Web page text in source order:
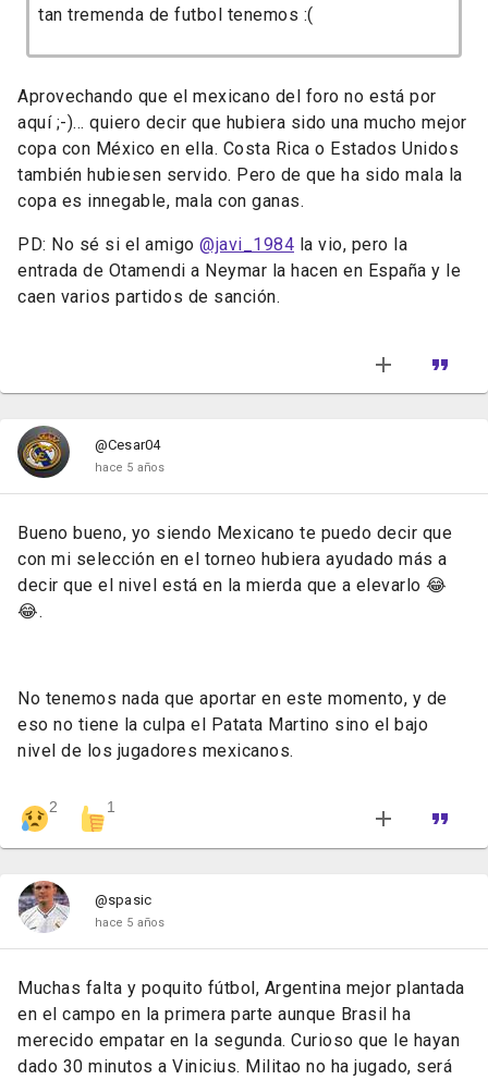
tan tremenda de futbol tenemos :(
Aprovechando que el mexicano del foro no está por
aquí ;-)... quiero decir que hubiera sido una mucho mejor
copa con México en ella. Costa Rica o Estados Unidos
también hubiesen servido. Pero de que ha sido mala la
copa es innegable, mala con ganas.
PD: No sé si el amigo @javi_1984 la vio, pero la
entrada de Otamendi a Neymar la hacen en España y le
caen varios partidos de sanción.
@Cesar04
hace 5 años
Bueno bueno, yo siendo Mexicano te puedo decir que
con mi selección en el torneo hubiera ayudado más a
decir que el nivel está en la mierda que a elevarlo 😂
😂.
No tenemos nada que aportar en este momento, y de
eso no tiene la culpa el Patata Martino sino el bajo
nivel de los jugadores mexicanos.
2 1
@spasic
hace 5 años
Muchas falta y poquito fútbol, Argentina mejor plantada
en el campo en la primera parte aunque Brasil ha
merecido empatar en la segunda. Curioso que le hayan
dado 30 minutos a Vinicius. Militao no ha jugado, será